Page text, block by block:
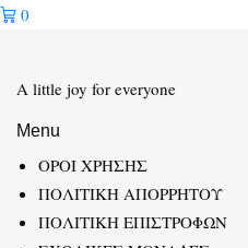
0
A little joy for everyone
Menu
ΟΡΟΙ ΧΡΗΣΗΣ
ΠΟΛΙΤΙΚΗ ΑΠΟΡΡΗΤΟΥ
ΠΟΛΙΤΙΚΗ ΕΠΙΣΤΡΟΦΩΝ